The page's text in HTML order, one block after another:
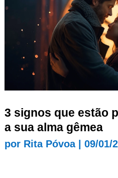
3 signos que estão
a sua alma gêmea
por Rita Póvoa| 09/01/